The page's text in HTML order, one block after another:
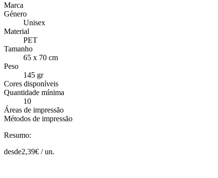
Marca
Género
Unisex
Material
PET
Tamanho
65 x 70 cm
Peso
145 gr
Cores disponíveis
Quantidade mínima
10
Áreas de impressão
Métodos de impressão
Resumo:
desde2,39€ /un.